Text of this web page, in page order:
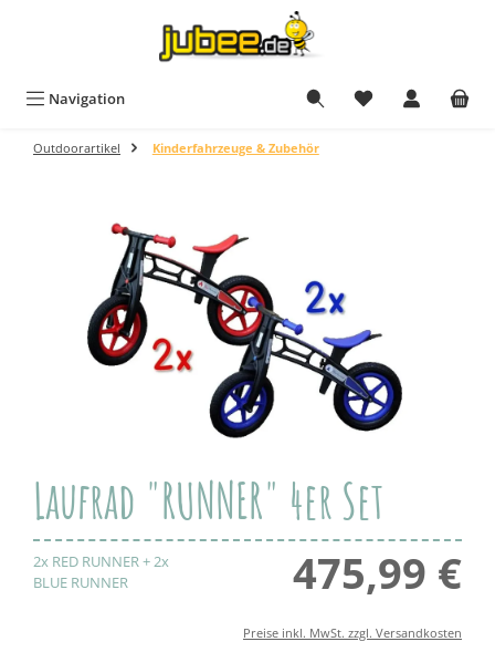
Navigation
Outdoorartikel Kinderfahrzeuge & Zubehör
Bildergalerie überspringen
Laufrad "RUNNER" 4er Set
2x RED RUNNER + 2x
BLUE RUNNER
475,99 €
Preise inkl. MwSt. zzgl. Versandkosten